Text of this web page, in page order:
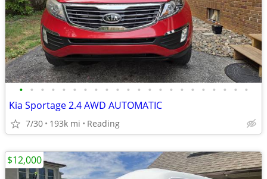
• • • • • • • • • • • • • • • • • • • • • •
Kia Sportage 2.4 AWD AUTOMATIC
7/30 193k mi Reading
$12,000